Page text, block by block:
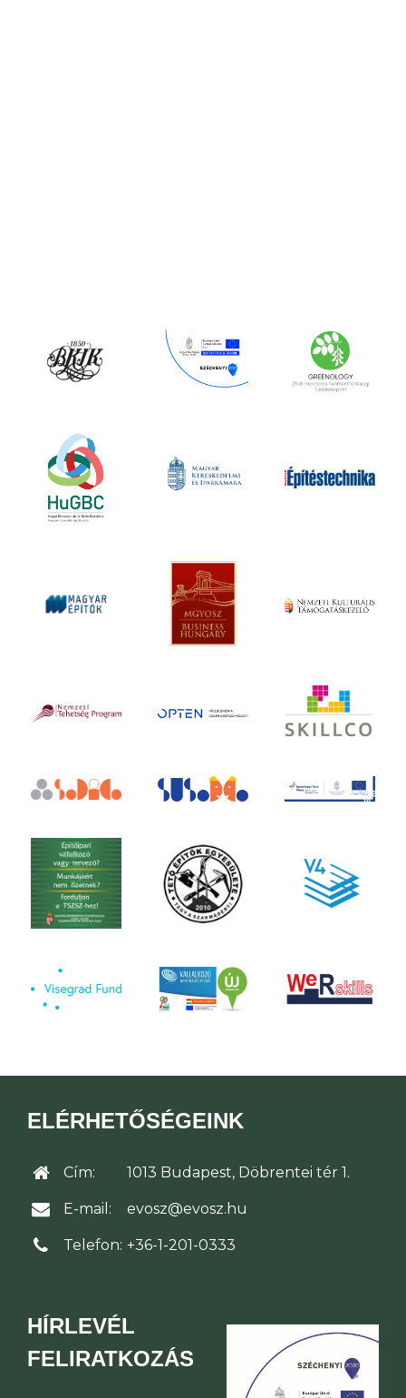
ELÉRHETŐSÉGEINK
Cím: 1013 Budapest, Döbrentei tér 1.
E-mail: evosz@evosz.hu
Telefon: +36-1-201-0333
HÍRLEVÉL
FELIRATKOZÁS